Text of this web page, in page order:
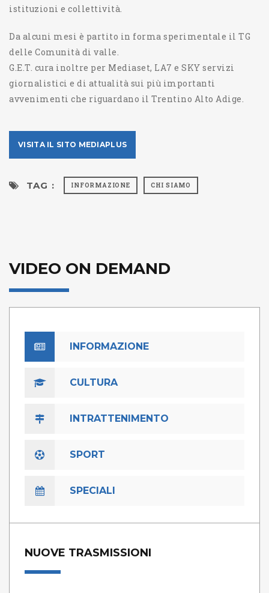
istituzioni e collettività.
Da alcuni mesi è partito in forma sperimentale il TG
delle Comunità di valle.
G.E.T. cura inoltre per Mediaset, LA7 e SKY servizi
giornalistici e di attualità sui più importanti
avvenimenti che riguardano il Trentino Alto Adige.
VISITA IL SITO MEDIAPLUS
TAG : INFORMAZIONE CHI SIAMO
VIDEO ON DEMAND
INFORMAZIONE
CULTURA
INTRATTENIMENTO
SPORT
SPECIALI
NUOVE TRASMISSIONI